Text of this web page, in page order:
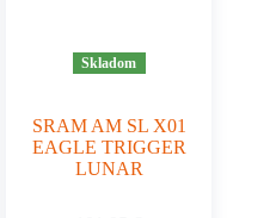
Skladom
SRAM AM SL X01
EAGLE TRIGGER
LUNAR